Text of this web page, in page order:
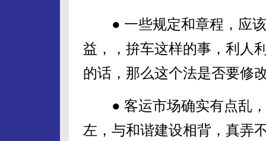
● 一些规定和章程，应该
益，，拚车这样的事，利人
的话，那么这个法是否要修
● 客运市场确实有点乱，
左，与和谐建设相背，真弄